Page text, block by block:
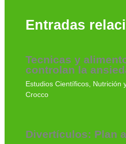
Entradas
Tecnicas y
controlan la
Estudios Científicos, Nutrición
Crocco
Divertículos: Plan